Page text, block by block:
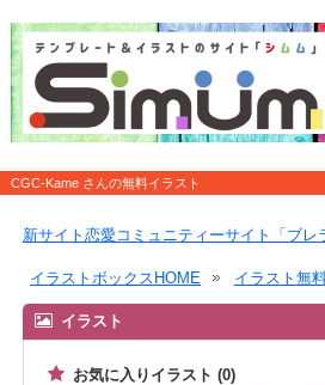
CGC-Kame さんの無料イラスト
新サイト恋愛コミュニティーサイト「ブレ
イラストボックスHOME イラスト無
イラスト
お気に入りイラスト (0)